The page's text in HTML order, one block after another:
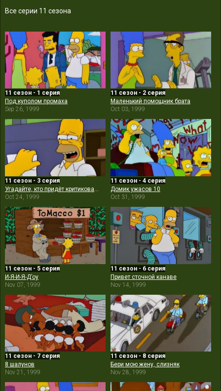
Все серии 11 сезона
11 сезон - 1 серия
Под куполом промаха
Sep 26, 1999
11 сезон - 2 серия
Маленький помощник брата
Oct 03, 1999
11 сезон - 3 серия
Угадайте, кто придёт критиковать обед?
Oct 24, 1999
11 сезон - 4 серия
Домик ужасов 10
Oct 31, 1999
11 сезон - 5 серия
И-Я-И-Я-Д’оу
Nov 07, 1999
11 сезон - 6 серия
Привет сточной канаве
Nov 14, 1999
11 сезон - 7 серия
8 шалунов
Nov 21, 1999
11 сезон - 8 серия
Бери мою жену, слизняк
Nov 28, 1999